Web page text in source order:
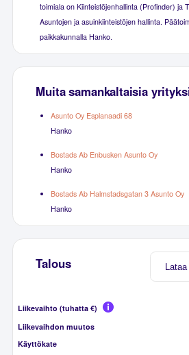
toimiala on Kiinteistöjenhallinta (Profinder) ja
Asuntojen ja asuinkiinteistöjen hallinta.
paikkakunnalla Hanko.
Muita samankaltaisia
Asunto Oy Esplanaadi 68
Hanko
Bostads Ab Enbusken Asunto Oy
Hanko
Bostads Ab Halmstadsgatan 3 Asunto Oy
Hanko
Talous
Liikevaihto (tuhatta €)
Liikevaihdon muutos
Käyttökate